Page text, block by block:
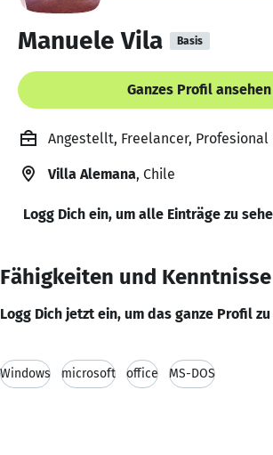
Manuele Vila Basis
Ganzes Profil ansehen
Angestellt, Freelancer,
Villa Alemana, Chile
Logg Dich ein, um alle Einträge zu
Fähigkeiten und Kenntnisse
Logg Dich jetzt ein, um das ganze Profil
Windows microsoft office MS-DOS